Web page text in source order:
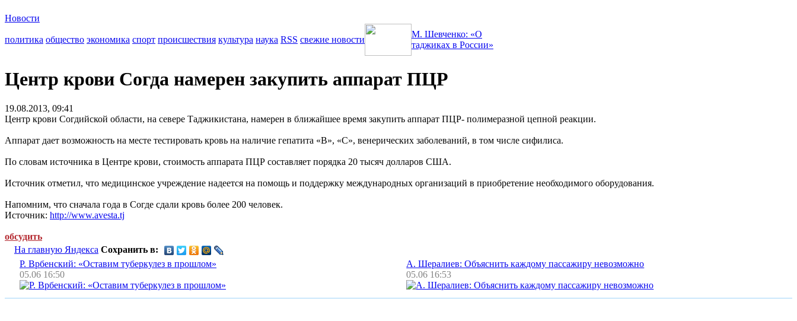
Новости
политика общество экономика спорт происшествия культура наука RSS свежие новости
М. Шевченко: «О
таджиках в России»
Центр крови Согда намерен закупить аппарат ПЦР
19.08.2013, 09:41
Центр крови Согдийской области, на севере Таджикистана, намерен в ближайшее время закупить аппарат ПЦР- полимеразной цепной реакции.
Аппарат дает возможность на месте тестировать кровь на наличие гепатита «В», «С», венерических заболеваний, в том числе сифилиса.
По словам источника в Центре крови, стоимость аппарата ПЦР составляет порядка 20 тысяч долларов США.
Источник отметил, что медицинское учреждение надеется на помощь и поддержку международных организаций в приобретение необходимого оборудования.
Напомним, что сначала года в Согде сдали кровь более 200 человек.
Источник: http://www.avesta.tj
обсудить
На главную Яндекса Сохранить в:
Р. Врбенский: «Оставим туберкулез в прошлом»
05.06 16:50
А. Шералиев: Объяснить каждому пассажиру невозможно
05.06 16:53